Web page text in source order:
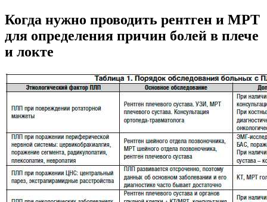
Когда нужно проводить рентген и МРТ
для определения причин болей в плече
и локте